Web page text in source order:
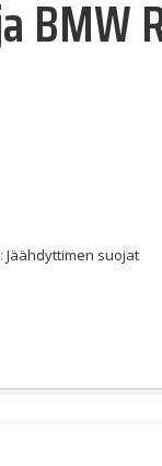
BMW
Jäähdyttimen suojat